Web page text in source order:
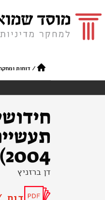
/דוחות
2004)
דן ברזניץ